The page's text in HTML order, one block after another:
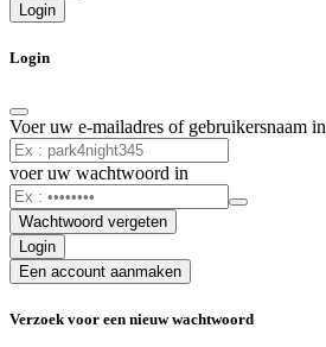
Login
Login
Voer uw e-mailadres of gebruikersnaam in
voer uw wachtwoord in
Wachtwoord vergeten
Login
Een account aanmaken
Verzoek voor een nieuw wachtwoord